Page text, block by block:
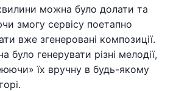
можна було долати та
змогу сервісу поетапно
вже згенеровані композиції.
генерувати різні мелодії,
їх вручну в будь-якому